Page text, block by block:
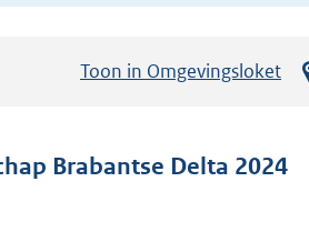
Toon in Omgevingsloket
Brabantse Delta 2024